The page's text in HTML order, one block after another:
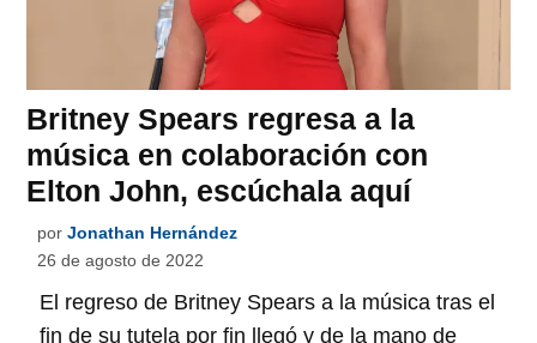
Britney Spears regresa a la
música en colaboración con
Elton John, escúchala aquí
por Jonathan Hernández
26 de agosto de 2022
El regreso de Britney Spears a la música tras el
fin de su tutela por fin llegó y de la mano de